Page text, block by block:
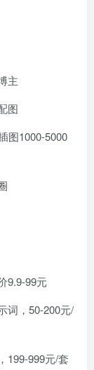
主
图
图1000-5000
9.9-99元
词，50-200元/
199-999元/套